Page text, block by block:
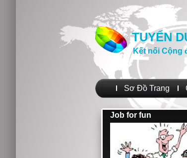
TUYỂN
Kết nối Cộng
Sơ Đồ Trang
Job for fun